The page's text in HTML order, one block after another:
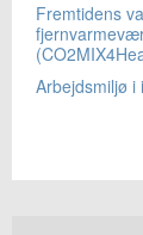
Fremtidens
Arbejdsmiljø i